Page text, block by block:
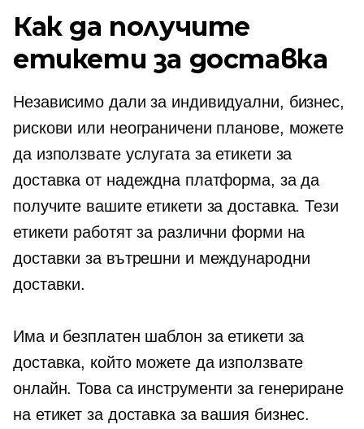
Как да получите
етикети за доставка
Независимо дали за индивидуални, бизнес,
рискови или неограничени планове, можете
да използвате услугата за етикети за
доставка от надеждна платформа, за да
получите вашите етикети за доставка. Тези
етикети работят за различни форми на
доставки за вътрешни и международни
доставки.
Има и безплатен шаблон за етикети за
доставка, който можете да използвате
онлайн. Това са инструменти за генериране
на етикет за доставка за вашия бизнес.